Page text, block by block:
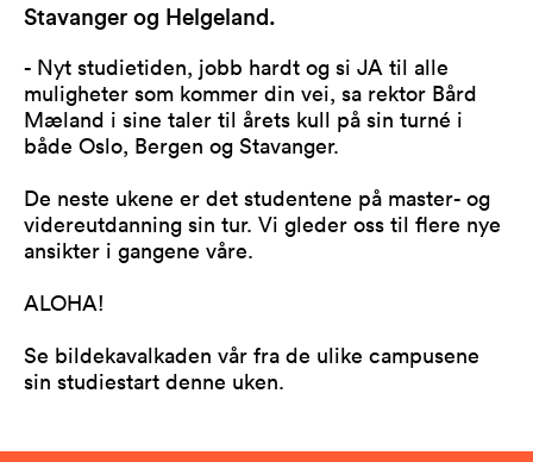
Stavanger og Helgeland.
- Nyt studietiden, jobb hardt og si JA til alle
muligheter som kommer din vei, sa rektor Bård
Mæland i sine taler til årets kull på sin turné i
både Oslo, Bergen og Stavanger.
De neste ukene er det studentene på master- og
videreutdanning sin tur. Vi gleder oss til flere nye
ansikter i gangene våre.
ALOHA!
Se bildekavalkaden vår fra de ulike campusene
sin studiestart denne uken.